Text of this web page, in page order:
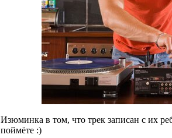
Изюминка в том, что трек записан с их
поймёте :)